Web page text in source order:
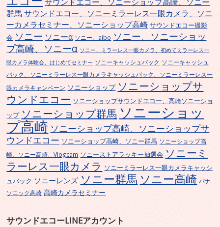
群馬 サウンドエコー、ソニーミラーレス一眼カメラ、ソニ
ーカメラセミナー、ソニーショップ高崎 サウンドエコー撮影
会 ソニー ソニーα ソニー、aibo ソニー、ソニーショッ
プ高崎、ソニーα ソニー、ミラーレス一眼カメラ、初めてミラーレス一
眼カメラ体験会、はじめてセミナー ソニーキャッシュバック ソニーキャッシュ
バック、ソニーミラーレス一眼カメラキャッシュバック、ソニーミラーレス一
眼カメラキャンペーン ソニーショップ ソニーショップサ
ウンドエコー ソニーショップサウンドエコー、高崎ソニーショ
ップ ソニーショップ群馬 ソニーショッ
プ高崎 ソニーショップ高崎、ソニーショップサ
ウンドエコー ソニーショップ高崎、ソニー群馬 ソニーショップ高
崎、ソニー高崎、Vlogcam ソニーストアラッキー抽選会 ソニーミ
ラーレス一眼カメラ ソニーミラーレス一眼カメラキャッシ
ュバック ソニーレンズ ソニー群馬 ソニー高崎 パナ
ソニック高崎 高崎カメラセミナー
サウンドエコーLINEアカウント